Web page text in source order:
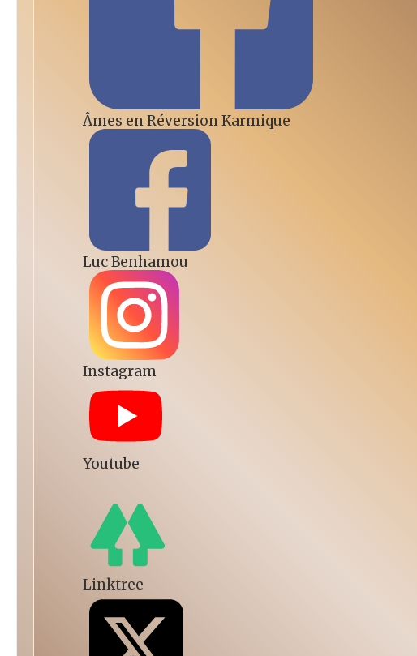
Âmes en Réversion Karmique
Luc Benhamou
Instagram
Youtube
Linktree